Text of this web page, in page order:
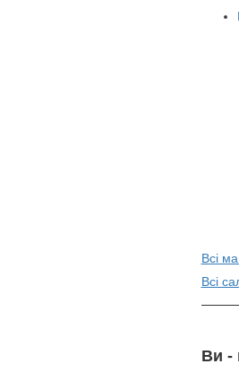
Всі
Всі
Ви -